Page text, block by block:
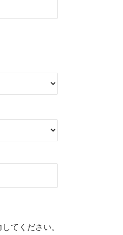
てください。